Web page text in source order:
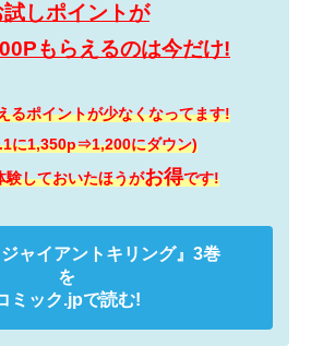
試しポイントが
もらえるのは今だけ!
るポイントが少なくなってます!
に1,350p⇒1,200にダウン)
験しておいたほうがお得です!
ャイアントキリング』 3巻
を
ミック.jpで読む!